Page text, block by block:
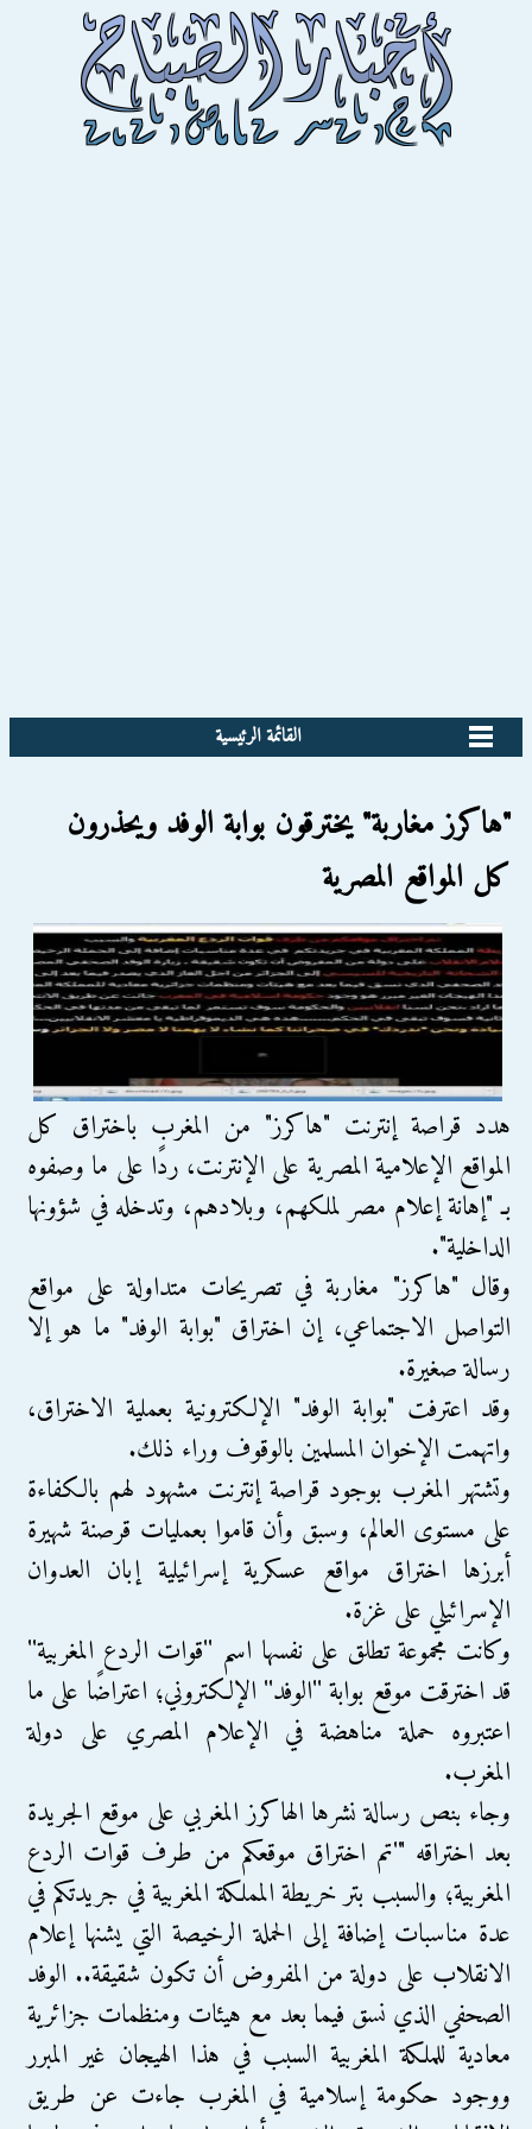
القائمة الرئيسية
"هاكرز مغاربة" يخترقون بوابة الوفد ويحذرون
كل المواقع المصرية
هدد قراصة إنترنت "هاكرز" من المغرب باختراق كل
المواقع الإعلامية المصرية على الإنترنت، ردًا على ما وصفوه
بـ "إهانة إعلام مصر لملكهم، وبلادهم، وتدخله في شؤونها
الداخلية".
وقال "هاكرز" مغاربة في تصريحات متداولة على مواقع
التواصل الاجتماعي، إن اختراق "بوابة الوفد" ما هو إلا
رسالة صغيرة.
وقد اعترفت "بوابة الوفد" الإلكترونية بعملية الاختراق،
واتهمت الإخوان المسلمين بالوقوف وراء ذلك.
وتشتهر المغرب بوجود قراصة إنترنت مشهود لهم بالكفاءة
على مستوى العالم، وسبق وأن قاموا بعمليات قرصنة شهيرة
أبرزها اختراق مواقع عسكرية إسرائيلية إبان العدوان
الإسرائيلي على غزة.
وكانت مجموعة تطلق على نفسها اسم ''قوات الردع المغربية''
قد اخترقت موقع بوابة ''الوفد'' الإلكتروني؛ اعتراضًا على ما
اعتبروه حملة مناهضة في الإعلام المصري على دولة
المغرب.
وجاء بنص رسالة نشرها الهاكرز المغربي على موقع الجريدة
بعد اختراقه "'تم اختراق موقعكم من طرف قوات الردع
المغربية؛ والسبب بتر خريطة المملكة المغربية في جريدتكم في
عدة مناسبات إضافة إلى الحملة الرخيصة التي يشنها إعلام
الانقلاب على دولة من المفروض أن تكون شقيقة.. الوفد
الصحفي الذي نسق فيما بعد مع هيئات ومنظمات جزائرية
معادية للملكة المغربية السبب في هذا الهيجان غير المبرر
ووجود حكومة إسلامية في المغرب جاءت عن طريق